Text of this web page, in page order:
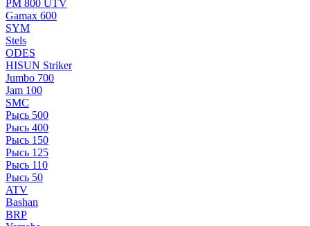
РМ 800 UTV
Gamax 600
SYM
Stels
ОDЕS
HISUN Striker
Jumbo 700
Jam 100
SMC
Рысь 500
Рысь 400
Рысь 150
Рысь 125
Рысь 110
Рысь 50
ATV
Bashan
BRP